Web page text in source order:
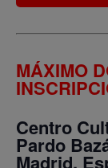
MÁXIMO
Centro
Pardo
Madrid,